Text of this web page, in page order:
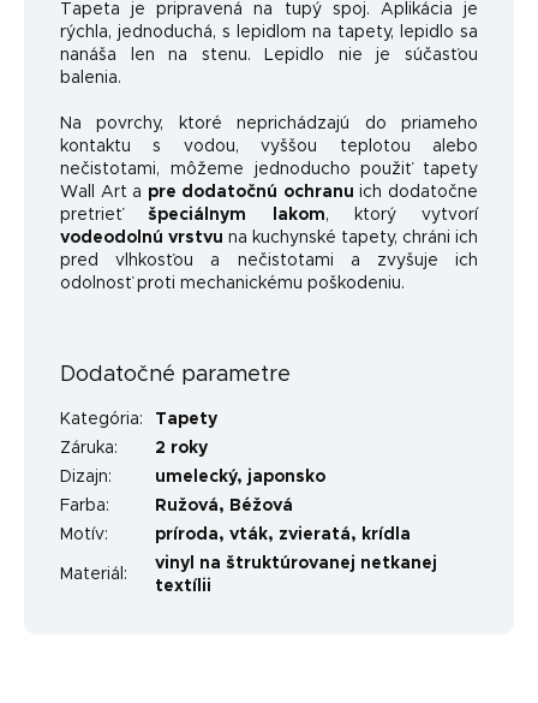
Tapeta je pripravená na tupý spoj. Aplikácia je
rýchla, jednoduchá, s lepidlom na tapety, lepidlo sa
nanáša len na stenu. Lepidlo nie je súčasťou
balenia.
Na povrchy, ktoré neprichádzajú do priameho
kontaktu s vodou, vyššou teplotou alebo
nečistotami, môžeme jednoducho použiť tapety
Wall Art a pre dodatočnú ochranu ich dodatočne
pretrieťšpeciálnym lakom, ktorý vytvorí
vodeodolnú vrstvu na kuchynské tapety, chráni ich
pred vlhkosťou a nečistotami a zvyšuje ich
odolnosť proti mechanickému poškodeniu.
Dodatočné parametre
Kategória:
Tapety
Záruka:
2 roky
Dizajn: umelecký, japonsko
Farba: Ružová, Béžová
Motív: príroda, vták, zvieratá, krídla
Materiál :
vinyl na štruktúrovanej netkanej
textílii